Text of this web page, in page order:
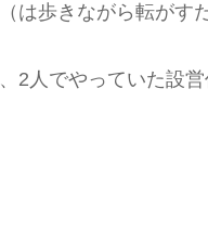
は歩きながら転が
2人でやっていた設